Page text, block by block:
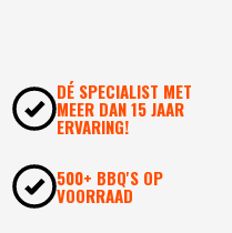
DÉ SPECIALIST MET
MEER DAN 15 JAAR
ERVARING!
500+ BBQ'S OP
VOORRAAD